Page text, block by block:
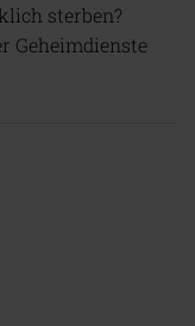
sterben?
Geheimdienste